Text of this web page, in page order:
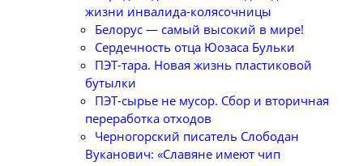
жизни инвалида-колясочницы
Белорус — самый высокий в мире!
Сердечность отца Юозаса Бульки
ПЭТ-тара. Новая жизнь пластиковой
бутылки
ПЭТ-сырье не мусор. Сбор и вторичная
переработка отходов
Черногорский писатель Слободан
Вуканович: «Славяне имеют чип